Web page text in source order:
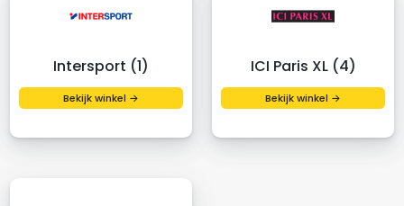
Intersport (1)
Bekijk winkel →
ICI Paris XL (4)
Bekijk winkel →